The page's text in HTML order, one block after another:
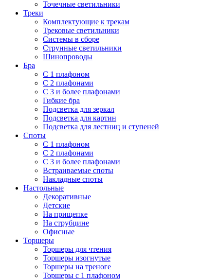
Точечные светильники
Треки
Комплектующие к трекам
Трековые светильники
Системы в сборе
Струнные светильники
Шинопроводы
Бра
С 1 плафоном
С 2 плафонами
С 3 и более плафонами
Гибкие бра
Подсветка для зеркал
Подсветка для картин
Подсветка для лестниц и ступеней
Споты
С 1 плафоном
С 2 плафонами
С 3 и более плафонами
Встраиваемые споты
Накладные споты
Настольные
Декоративные
Детские
На прищепке
На струбцине
Офисные
Торшеры
Торшеры для чтения
Торшеры изогнутые
Торшеры на треноге
Торшеры с 1 плафоном